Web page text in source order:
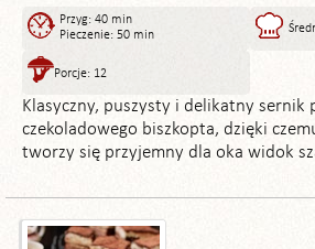
Przyg: 40 min
Pieczenie: 50 min
Porcje: 12
Klasyczny, puszysty i delikatny sernik
czekoladowego biszkopta, dzięki
tworzy się przyjemny dla oka widok